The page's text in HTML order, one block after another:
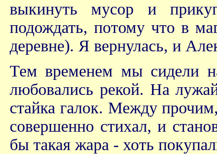
выкинуть мусор и
подождать, потому что в
деревне). Я вернулась, и
Тем временем мы сидели
любовались рекой. На
стайка галок. Между
совершенно стихал, и
бы такая жара - хоть